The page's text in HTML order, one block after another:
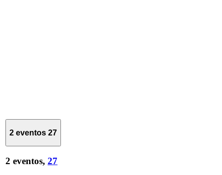
2 eventos 27
2 eventos, 27